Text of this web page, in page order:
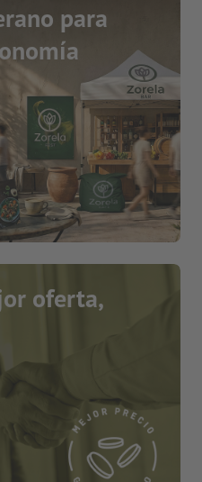
para
oferta,